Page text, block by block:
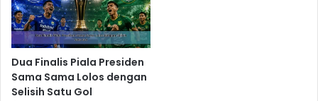
Dua Finalis Piala Presiden
Sama Sama Lolos dengan
Selisih Satu Gol